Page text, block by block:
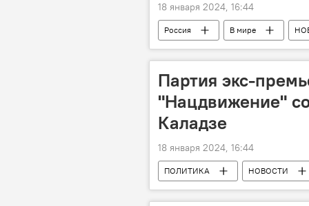
18 января 2024, 16:44
Россия В мире
Мария Захарова
МИД
Партия экс-
"Нацдвижение"
Каладзе
18 января 2024, 16:44
ПОЛИТИКА НОВОСТИ
Грузинская мечта - демократическая